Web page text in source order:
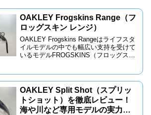
OAKLEY Frogskins Range（フ
ロッグスキン レンジ）
OAKLEY Frogskins Rangeはライフスタ
イルモデルの中でも幅広い支持を受けて
いるモデルFROGSKINS（フロッグスキ
OAKLEY Split Shot（スプリッ
トショット）を徹底レビュー！
海や川など専用モデルの実力と